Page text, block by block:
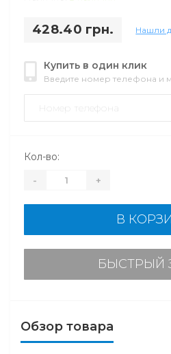
428.40 грн. Нашли
Купить в один клик
Введите номер телефона и
Кол-во:
- +
В
БЫСТРЫЙ
Обзор товара